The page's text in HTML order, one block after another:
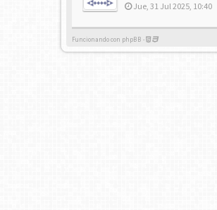
Jue, 31 Jul 2025, 10:40
Funcionando con phpBB -